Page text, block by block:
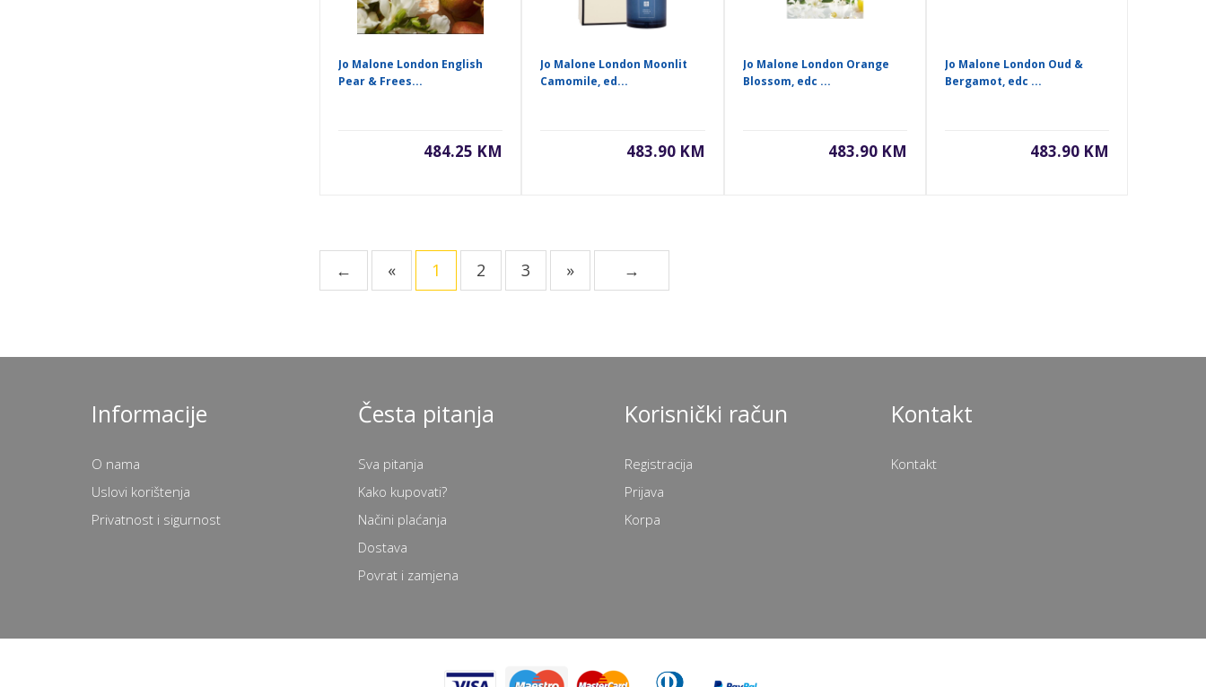
Jo Malone London English
Pear & Frees...
484.25 KM
Jo Malone London Moonlit
Camomile, ed...
483.90 KM
Jo Malone London Orange
Blossom, edc ...
483.90 KM
Jo Malone London Oud &
Bergamot, edc ...
483.90 KM
← « 1 2 3 » →
Informacije
O nama
Uslovi korištenja
Privatnost i sigurnost
Česta pitanja
Sva pitanja
Kako kupovati?
Načini plaćanja
Dostava
Povrat i zamjena
Korisnički račun
Registracija
Prijava
Korpa
Kontakt
Kontakt